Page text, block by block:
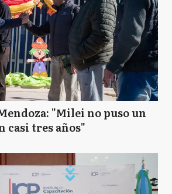
"Milei no puso un
casi tres años"